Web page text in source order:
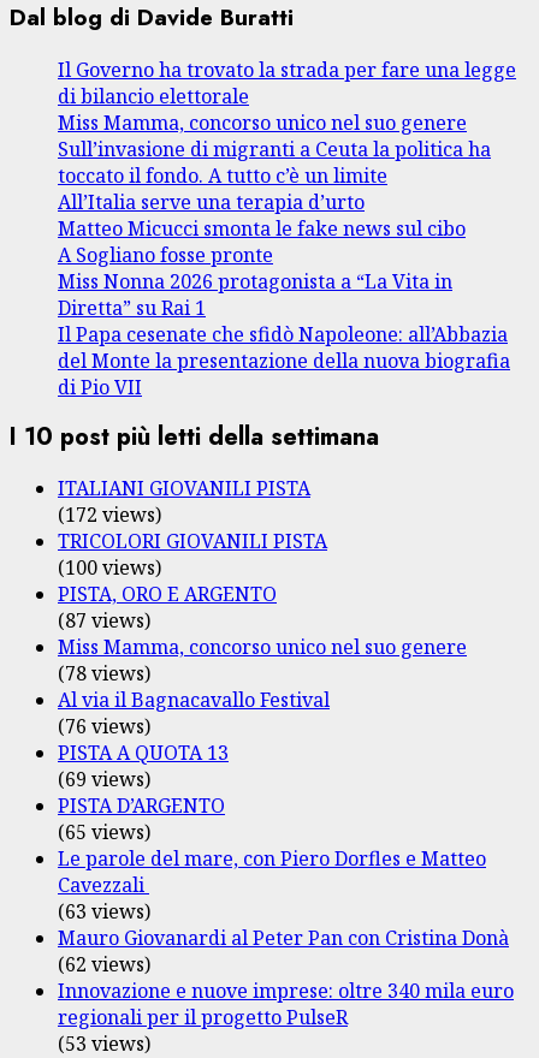
Dal blog di Davide Buratti
Il Governo ha trovato la strada per fare una legge
di bilancio elettorale
Miss Mamma, concorso unico nel suo genere
Sull’invasione di migranti a Ceuta la politica ha
toccato il fondo. A tutto c’è un limite
All’Italia serve una terapia d’urto
Matteo Micucci smonta le fake news sul cibo
A Sogliano fosse pronte
Miss Nonna 2026 protagonista a “La Vita in
Diretta” su Rai 1
Il Papa cesenate che sfidò Napoleone: all’Abbazia
del Monte la presentazione della nuova biografia
di Pio VII
I 10 post più letti della settimana
ITALIANI GIOVANILI PISTA
(172 views)
TRICOLORI GIOVANILI PISTA
(100 views)
PISTA, ORO E ARGENTO
(87 views)
Miss Mamma, concorso unico nel suo genere
(78 views)
Al via il Bagnacavallo Festival
(76 views)
PISTA A QUOTA 13
(69 views)
PISTA D’ARGENTO
(65 views)
Le parole del mare, con Piero Dorfles e Matteo
Cavezzali
(63 views)
Mauro Giovanardi al Peter Pan con Cristina Donà
(62 views)
Innovazione e nuove imprese: oltre 340 mila euro
regionali per il progetto PulseR
(53 views)